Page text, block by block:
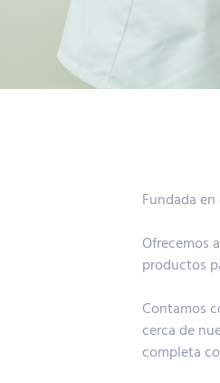
Fundada
Ofrecemos
productos
Contamos
cerca de
completa